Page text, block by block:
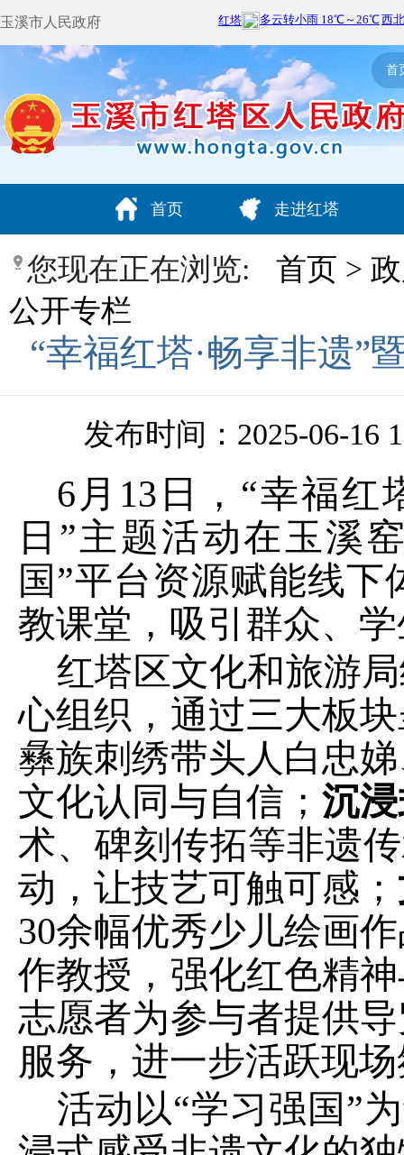
玉溪市人民政府
首
首页 走进红塔
您现在正在浏览: 首页 >
公开专栏
“幸福红塔·畅享非遗”
发布时间：2025-06-16
6 月 13 日， “幸福红
日 ”主题活动在玉溪
国”平台资源赋能线下
教课堂，吸引群众、
红塔区文化和旅游
心组织 ， 通过三大板
彝族刺绣带头人白忠娣
文化认同与自信；沉
术、碑刻传拓等非遗
动，让技艺可触可感；
30余幅优秀少儿绘画
作教授，强化红色精
志愿者为参与者提供
服务，进一步活跃现
活动以“学习强国”